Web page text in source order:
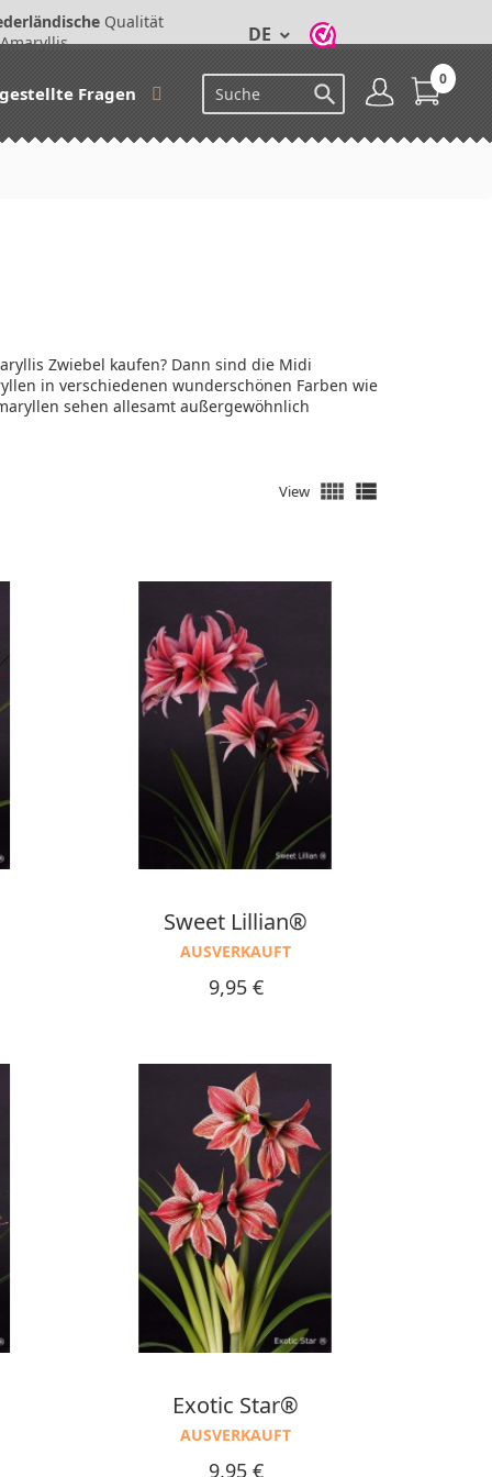
Qualität
Amaryllis
DE
Fragen 
0
Zwiebel kaufen? Dann sind die Midi
in verschiedenen wunderschönen Farben wie
sehen allesamt außergewöhnlich
View  
Sweet Lillian®
AUSVERKAUFT
Preis
9,95 €
Exotic Star®
AUSVERKAUFT
Preis
9,95 €